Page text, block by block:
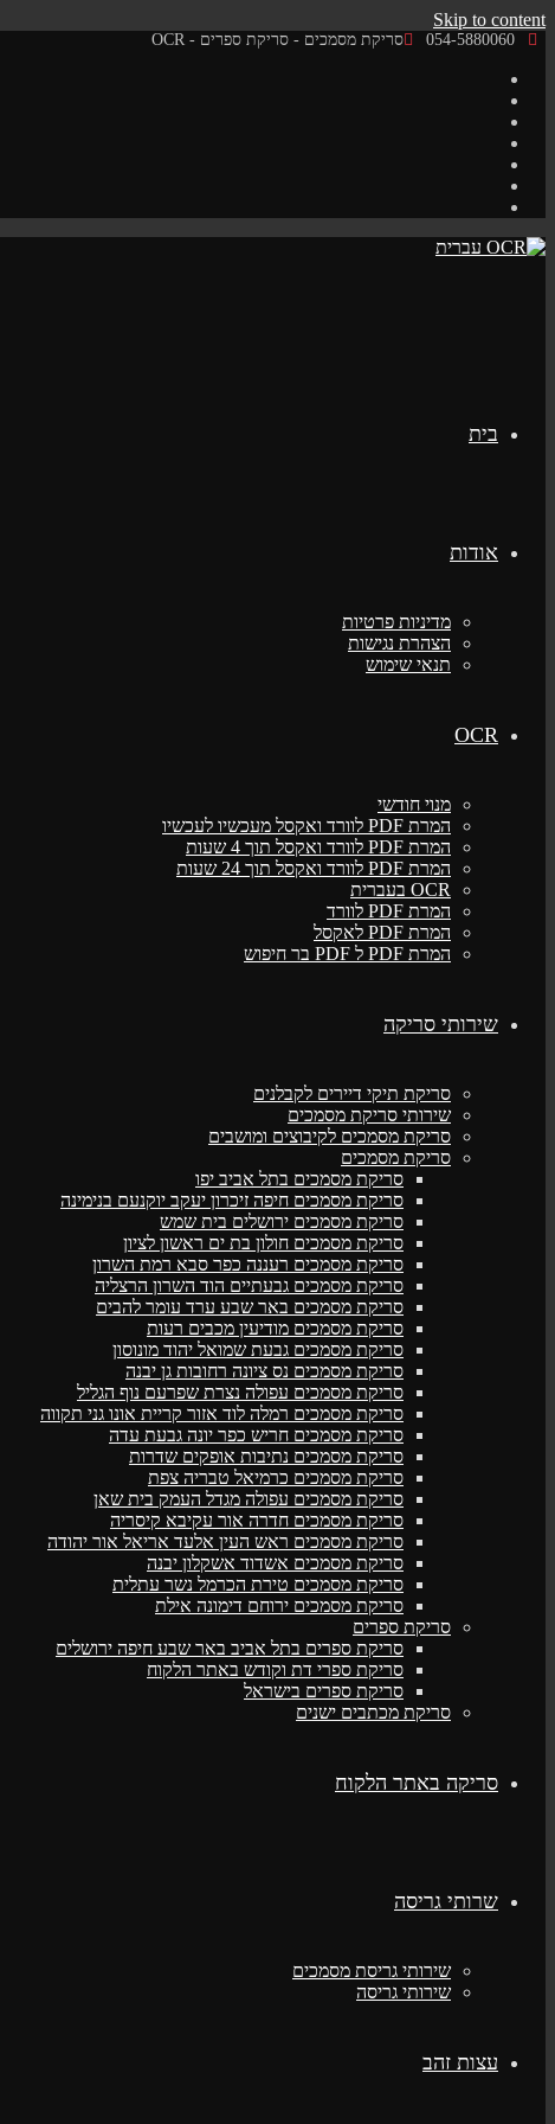
Skip to content
054-5880060 סריקת מסמכים - סריקת ספרים - OCR
בית
אודות
מדיניות פרטיות
הצהרת נגישות
תנאי שימוש
OCR
מנוי חודשי
המרת PDF לוורד ואקסל מעכשיו לעכשיו
המרת PDF לוורד ואקסל תוך 4 שעות
המרת PDF לוורד ואקסל תוך 24 שעות
OCR בעברית
המרת PDF לוורד
המרת PDF לאקסל
המרת PDF ל PDF בר חיפוש
שירותי סריקה
סריקת תיקי דיירים לקבלנים
שירותי סריקת מסמכים
סריקת מסמכים לקיבוצים ומושבים
סריקת מסמכים
סריקת מסמכים בתל אביב יפו
סריקת מסמכים חיפה זיכרון יעקב יוקנעם בנימינה
סריקת מסמכים ירושלים בית שמש
סריקת מסמכים חולון בת ים ראשון לציון
סריקת מסמכים רעננה כפר סבא רמת השרון
סריקת מסמכים גבעתיים הוד השרון הרצליה
סריקת מסמכים באר שבע ערד עומר להבים
סריקת מסמכים מודיעין מכבים רעות
סריקת מסמכים גבעת שמואל יהוד מונוסון
סריקת מסמכים נס ציונה רחובות גן יבנה
סריקת מסמכים עפולה נצרת שפרעם נוף הגליל
סריקת מסמכים רמלה לוד אזור קריית אונו גני תקווה
סריקת מסמכים חריש כפר יונה גבעת עדה
סריקת מסמכים נתיבות אופקים שדרות
סריקת מסמכים כרמיאל טבריה צפת
סריקת מסמכים עפולה מגדל העמק בית שאן
סריקת מסמכים חדרה אור עקיבא קיסריה
סריקת מסמכים ראש העין אלעד אריאל אור יהודה
סריקת מסמכים אשדוד אשקלון יבנה
סריקת מסמכים טירת הכרמל נשר עתלית
סריקת מסמכים ירוחם דימונה אילת
סריקת ספרים
סריקת ספרים בתל אביב באר שבע חיפה ירושלים
סריקת ספרי דת וקודש באתר הלקוח
סריקת ספרים בישראל
סריקת מכתבים ישנים
סריקה באתר הלקוח
שרותי גריסה
שירותי גריסת מסמכים
שירותי גריסה
עצות זהב